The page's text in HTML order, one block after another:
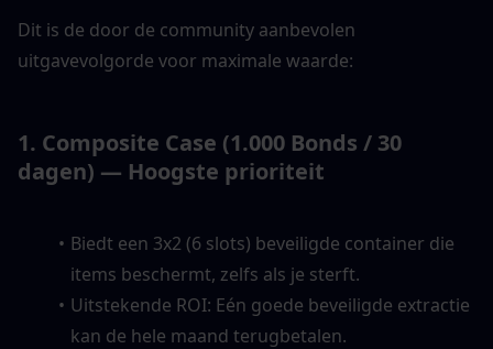
Dit is de door de community aanbevolen
uitgavevolgorde voor maximale waarde:
1. Composite Case (1.000 Bonds / 30
dagen) — Hoogste prioriteit
Biedt een 3x2 (6 slots) beveiligde container die
items beschermt, zelfs als je sterft.
Uitstekende ROI: Eén goede beveiligde extractie
kan de hele maand terugbetalen.